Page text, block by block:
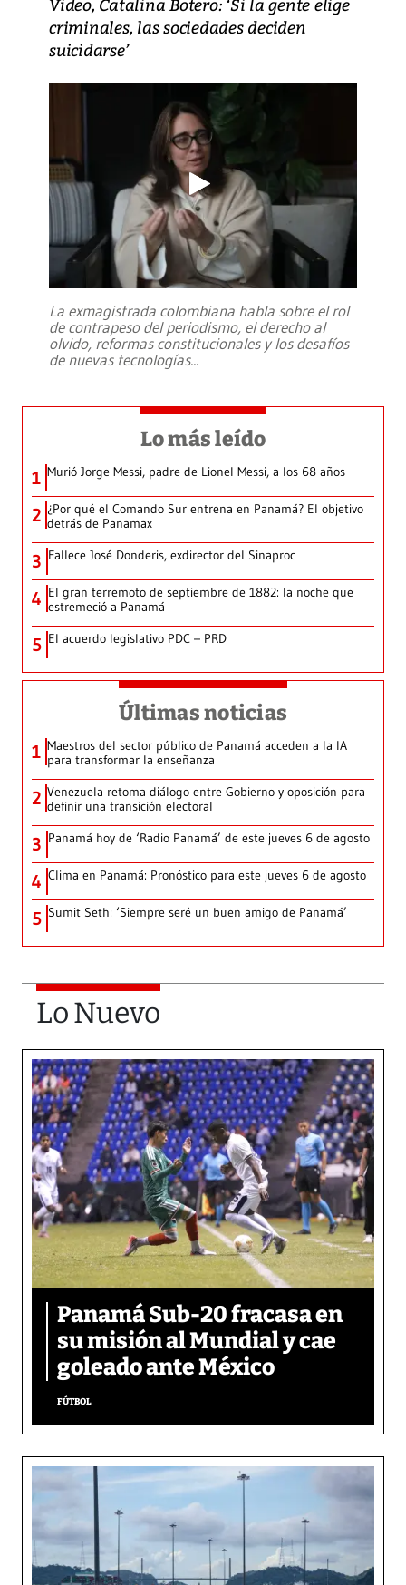
criminales, las sociedades deciden
suicidarse’
La exmagistrada colombiana habla sobre el rol
de contrapeso del periodismo, el derecho al
olvido, reformas constitucionales y los desafíos
de nuevas tecnologías...
Lo más leído
1 Murió Jorge Messi, padre de Lionel Messi, a los 68 años
2 ¿Por qué el Comando Sur entrena en Panamá? El objetivo
detrás de Panamax
3 Fallece José Donderis, exdirector del Sinaproc
4 El gran terremoto de septiembre de 1882: la noche que
estremeció a Panamá
5 El acuerdo legislativo PDC – PRD
Últimas noticias
1 Maestros del sector público de Panamá acceden a la IA
para transformar la enseñanza
2 Venezuela retoma diálogo entre Gobierno y oposición para
definir una transición electoral
3 Panamá hoy de ‘Radio Panamá’ de este jueves 6 de agosto
4 Clima en Panamá: Pronóstico para este jueves 6 de agosto
5 Sumit Seth: ‘Siempre seré un buen amigo de Panamá’
Lo Nuevo
Panamá Sub-20 fracasa en
su misión al Mundial y cae
goleado ante México
FÚTBOL